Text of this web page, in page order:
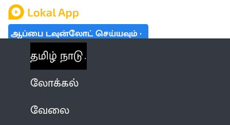
ஆப்பை டவுன்லோட் செய்யவும்
தமிழ் நாடு
லோக்கல்
வேலை